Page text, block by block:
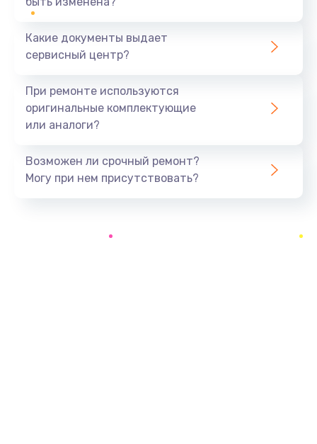
Ремонт южного моста
Замена батарейки BIOS
Заказать
Какие документы выдает
сервисный центр?
При ремонте используются
оригинальные комплектующие
или аналоги?
Возможен ли срочный ремонт?
Могу при нем присутствовать?